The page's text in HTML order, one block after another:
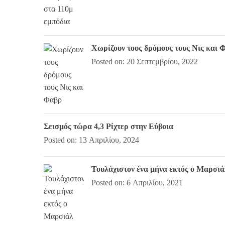
Χωρίζουν τους δρόμους τους Νις και
Posted on: 20 Σεπτεμβρίου, 2022
Σεισμός τώρα 4,3 Ρίχτερ στην Εύβοια
Posted on: 13 Απριλίου, 2024
Τουλάχιστον ένα μήνα εκτός ο
Posted on: 6 Απριλίου, 2021